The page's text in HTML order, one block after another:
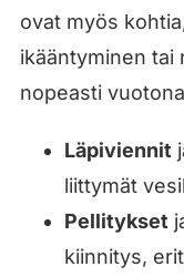
ovat myös
ikääntyminen tai
nopeasti
Läpiviennit
liittymät
Pellitykset
kiinnitys,